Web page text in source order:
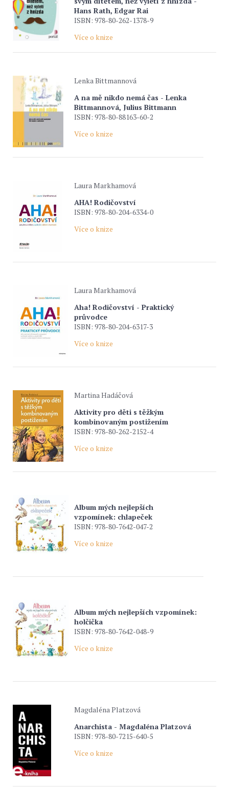
Hans Rath, Edgar Rai
ISBN: 978-80-262-1378-9
Více o knize
Lenka Bittmannová
A na mě nikdo nemá čas - Lenka
Bittmannová, Julius Bittmann
ISBN: 978-80-88163-60-2
Více o knize
Laura Markhamová
AHA! Rodičovství
ISBN: 978-80-204-6334-0
Více o knize
Laura Markhamová
Aha! Rodičovství - Praktický
průvodce
ISBN: 978-80-204-6317-3
Více o knize
Martina Hadáčová
Aktivity pro děti s těžkým
kombinovaným postižením
ISBN: 978-80-262-2152-4
Více o knize
Album mých nejlepších
vzpomínek: chlapeček
ISBN: 978-80-7642-047-2
Více o knize
Album mých nejlepších vzpomínek:
holčička
ISBN: 978-80-7642-048-9
Více o knize
Magdaléna Platzová
Anarchista - Magdaléna Platzová
ISBN: 978-80-7215-640-5
Více o knize